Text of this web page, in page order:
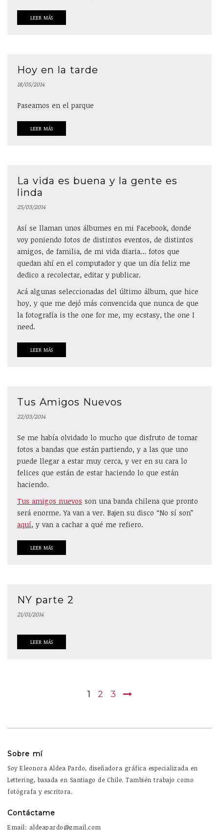
LEER MÁS
Hoy en la tarde
18/05/2014
Paseamos en el parque
LEER MÁS
La vida es buena y la gente es
linda
25/03/2014
Así se llaman unos álbumes en mi Facebook, donde
voy poniendo fotos de distintos eventos, de distintos
amigos, de familia, de mi vida diaria… fotos que
quedan ahí en el computador y que un día feliz me
dedico a recolectar, editar y publicar.
Acá algunas seleccionadas del último álbum, que hice
hoy, y que me dejó más convencida que nunca de que
la fotografía is the one for me, my ecstasy, the one I
need.
LEER MÁS
Tus Amigos Nuevos
22/03/2014
Se me había olvidado lo mucho que disfruto de tomar
fotos a bandas que están partiendo, y a las que uno
puede llegar a estar muy cerca, y ver en su cara lo
felices que están de estar haciendo lo que están
haciendo.
Tus amigos nuevos son una banda chilena que pronto
será enorme. Ya van a ver. Bajen su disco “No sí son”
aquí, y van a cachar a qué me refiero.
LEER MÁS
NY parte 2
21/01/2014
LEER MÁS
1 2 3
Sobre mí
Soy Eleonora Aldea Pardo, diseñadora gráfica especializada en
Lettering, basada en Santiago de Chile. También trabajo como
fotógrafa y escritora.
Contáctame
Email: aldeapardo@gmail.com